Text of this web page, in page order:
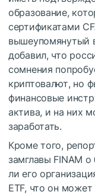
образование,
сертификатами
вышеупомянутый
добавил, что
сомнения
криптовалют, но
финансовые
актива, и на них
заработать.
Кроме того,
замглавы FINAM
ли его
ETF, что он может